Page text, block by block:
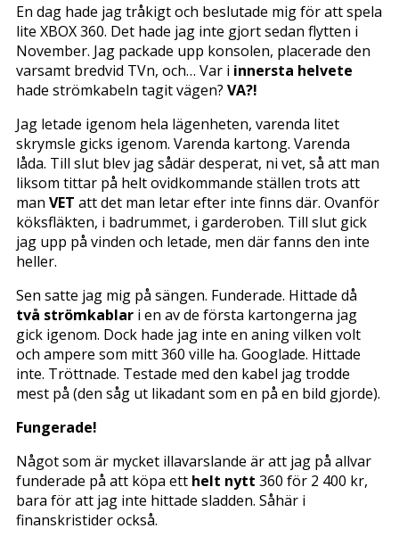
En dag hade jag tråkigt och beslutade mig för att spela
lite XBOX 360. Det hade jag inte gjort sedan flytten i
November. Jag packade upp konsolen, placerade den
varsamt bredvid TVn, och… Var i innersta helvete
hade strömkabeln tagit vägen? VA?!
Jag letade igenom hela lägenheten, varenda litet
skrymsle gicks igenom. Varenda kartong. Varenda
låda. Till slut blev jag sådär desperat, ni vet, så att man
liksom tittar på helt ovidkommande ställen trots att
man VET att det man letar efter inte finns där. Ovanför
köksfläkten, i badrummet, i garderoben. Till slut gick
jag upp på vinden och letade, men där fanns den inte
heller.
Sen satte jag mig på sängen. Funderade. Hittade då
två strömkablar i en av de första kartongerna jag
gick igenom. Dock hade jag inte en aning vilken volt
och ampere som mitt 360 ville ha. Googlade. Hittade
inte. Tröttnade. Testade med den kabel jag trodde
mest på (den såg ut likadant som en på en bild gjorde).
Fungerade!
Något som är mycket illavarslande är att jag på allvar
funderade på att köpa ett helt nytt 360 för 2 400 kr,
bara för att jag inte hittade sladden. Såhär i
finanskristider också.